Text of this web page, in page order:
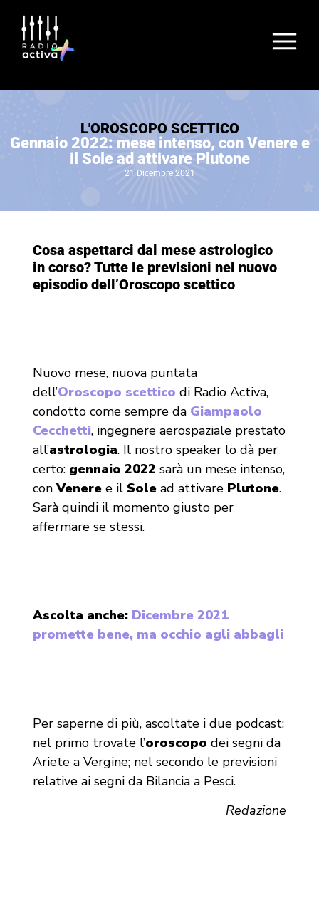
L'OROSCOPO SCETTICO
Gennaio 2022: mese intenso, con Venere e
il Sole ad attivare Plutone
21 Dicembre 2021
Cosa aspettarci dal mese astrologico
in corso? Tutte le previsioni nel nuovo
episodio dell’Oroscopo scettico
Nuovo mese, nuova puntata
dell’Oroscopo scettico di Radio Activa,
condotto come sempre da Giampaolo
Cecchetti, ingegnere aerospaziale prestato
all’astrologia. Il nostro speaker lo dà per
certo: gennaio 2022 sarà un mese intenso,
conVeneree il Solead attivare Plutone.
Sarà quindi il momento giusto per
affermare se stessi.
Ascolta anche: Dicembre 2021
promette bene, ma occhio agli abbagli
Per saperne di più, ascoltate i due podcast:
nel primo trovate l’oroscopo dei segni da
Ariete a Vergine; nel secondo le previsioni
relative ai segni da Bilancia a Pesci.
Redazione